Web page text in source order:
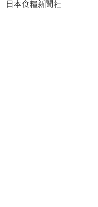
日本食糧新聞社